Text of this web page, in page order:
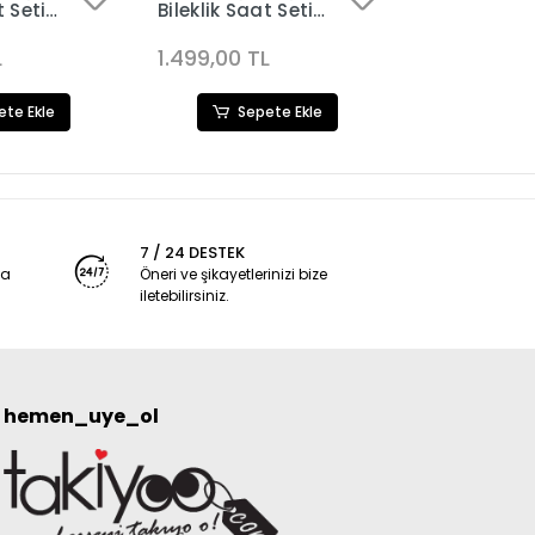
Seti
Ekle
Bileklik Saat Seti
1.499,00 TL
Sepete Ekle
7 / 24 DESTEK
Öneri ve şikayetlerinizi bize
iletebilirsiniz.
hemen_uye_ol